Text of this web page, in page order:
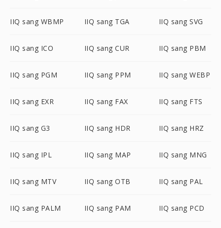
IIQ sang WBMP IIQ sang TGA IIQ sang SVG
IIQ sang ICO IIQ sang CUR IIQ sang PBM
IIQ sang PGM IIQ sang PPM IIQ sang WEBP
IIQ sang EXR IIQ sang FAX IIQ sang FTS
IIQ sang G3 IIQ sang HDR IIQ sang HRZ
IIQ sang IPL IIQ sang MAP IIQ sang MNG
IIQ sang MTV IIQ sang OTB IIQ sang PAL
IIQ sang PALM IIQ sang PAM IIQ sang PCD